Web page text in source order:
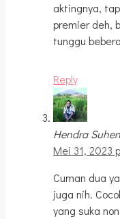
aktingnya,
premier deh,
tunggu
Reply
Hendra
Mei 31, 2023
Cuman dua
juga nih.
yang suka